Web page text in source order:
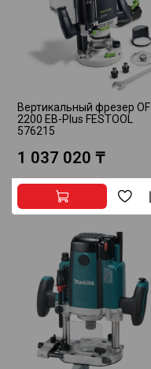
Вертикальный фрезер OF
2200 EB-Plus FESTOOL
576215
1 037 020 ₸